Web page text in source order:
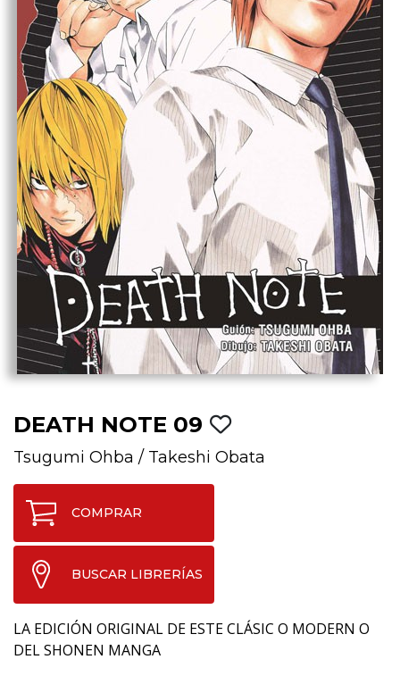
DEATH NOTE 09
Tsugumi Ohba / Takeshi Obata
COMPRAR
BUSCAR LIBRERÍAS
LA EDICIÓN ORIGINAL DE ESTE CLÁSIC O MODERN O
DEL SHONEN MANGA